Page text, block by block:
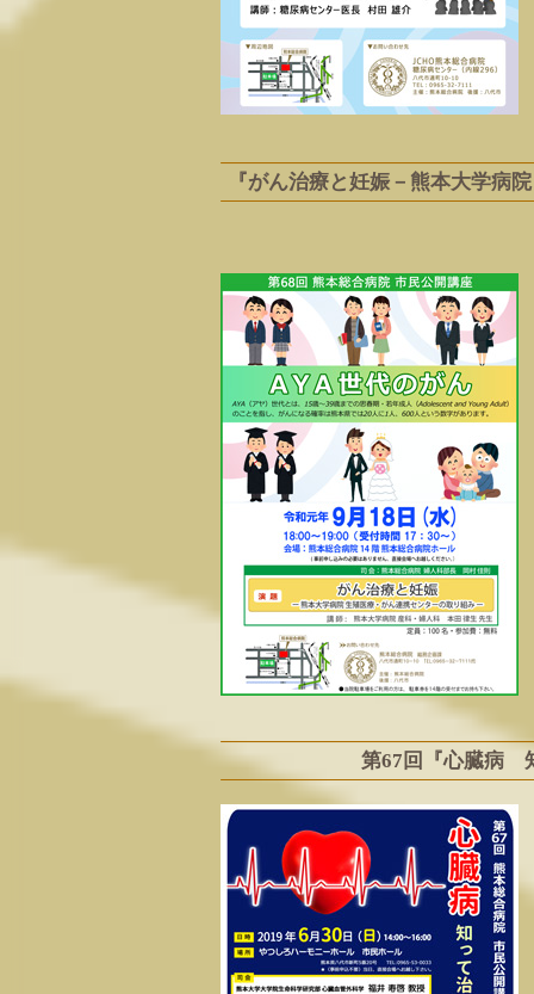
『がん治療と妊娠－熊本大学病
第67回『心臓病